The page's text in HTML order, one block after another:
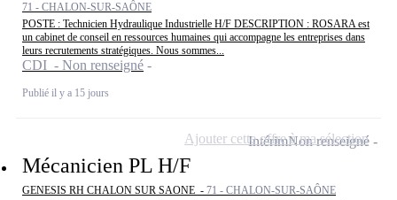
71 - CHALON-SUR-SAÔNE
POSTE : Technicien Hydraulique Industrielle H/F DESCRIPTION : ROSARA est
un cabinet de conseil en ressources humaines qui accompagne les entreprises dans
leurs recrutements stratégiques. Nous sommes...
CDI - Non renseigné
Publié il y a 15 jours
Mécanicien PL H/F
GENESIS RH CHALON SUR SAONE - 71 - CHALON-SUR-SAÔNE
IntérimNon renseigné
Ajouter cette offre à ma sélection